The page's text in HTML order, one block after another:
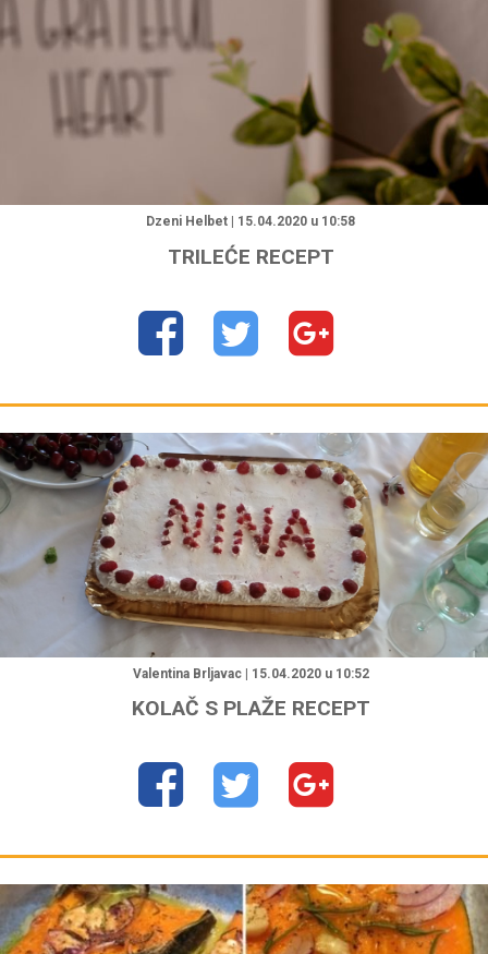
Dzeni Helbet | 15.04.2020 u 10:58
TRILEĆE RECEPT
Valentina Brljavac | 15.04.2020 u 10:52
KOLAČ S PLAŽE RECEPT